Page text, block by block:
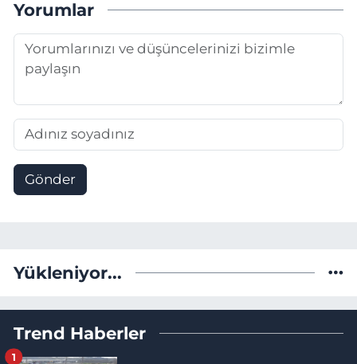
Yorumlar
Gönder
Yükleniyor...
Trend Haberler
1